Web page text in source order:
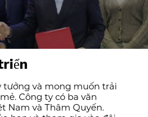
tưởng và mong muốn trải
Công ty có ba văn
Nam và Thâm Quyến.